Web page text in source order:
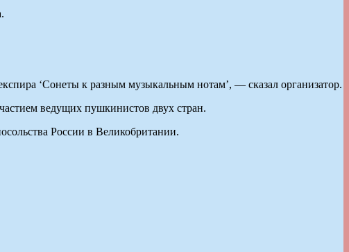
‘Сонеты к разным музыкальным нотам’, — сказал организатор.
ведущих пушкинистов двух стран.
России в Великобритании.